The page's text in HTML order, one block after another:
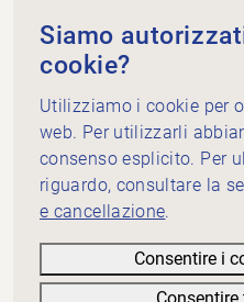
Physioswiss
Dammweg 3
3013 Bern
+41 58 255 36 00
info@physioswiss.ch
Media sociali
Informazioni importanti
Conoscenze
Servizi
Physioswiss: chi siamo
Siamo
cookie?
Utilizziamo i cookie per
web. Per utilizzarli
consenso esplicito. Per
riguardo, consultare la
e cancellazione.
Consentire i